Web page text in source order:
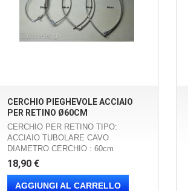
CERCHIO PIEGHEVOLE ACCIAIO
PER RETINO Ø60CM
CERCHIO PER RETINO TIPO:
ACCIAIO TUBOLARE CAVO
DIAMETRO CERCHIO : 60cm
18,90 €
AGGIUNGI AL CARRELLO